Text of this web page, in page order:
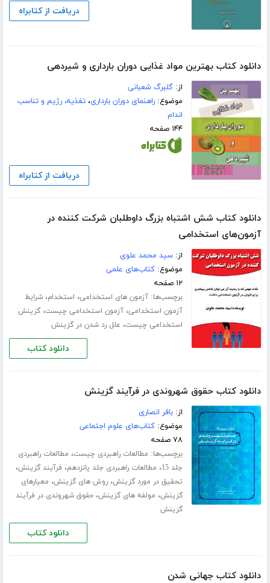
دریافت از کتابراه
دانلود کتاب بهترین مواد غذایی دوران بارداری و شیردهی
از:گلبرگ شعبانی
موضوع:راهنمای دوران بارداری،تغذیه، رژیم و تناسب
اندام
۱۴۴ صفحه
دریافت از کتابراه
دانلود کتاب شش اشتباه بزرگ داوطلبان شرکت کننده در
آزمون‌های استخدامی
از:سید محمد علوی
موضوع:کتاب‌های علمی
۱۲ صفحه
برچسب‌ها:آزمون های استخدامی، استخدام،شرایط
آزمون استخدامی،آزمون استخدامی چیست،گزینش
استخدامی چیست، علل رد شدن در گزینش
دانلود کتاب
دانلود کتاب حقوق شهروندی در فرآیند گزینش
از:باقر انصاری
موضوع:کتاب‌های علوم اجتماعی
۷۸ صفحه
برچسب‌ها: مطالعات راهبردی چیست، مطالعات راهبردی
جلد 15
، مطالعات راهبردی جلد پانزدهم، فرآیند گزینش،
تحقیق در مورد گزینش،روش های گزینش، معیارهای
گزینش، مولفه های گزینش،حقوق شهروندی در فرآیند
گزینش
دانلود کتاب
دانلود کتاب جهانی شدن